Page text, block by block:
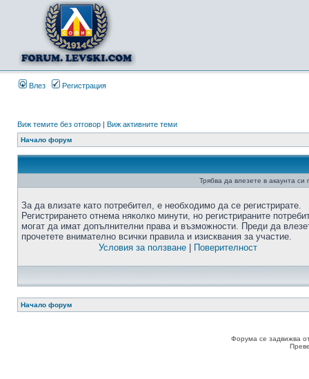
Влез Регистрация
Виж темите без отговор | Виж активните теми
Начало форум
Трябва да влезете в акаунта
За да влизате като потребител, е необходимо да се регистрирате.
Регистрирането отнема няколко минути, но регистрираните
могат да имат допълнителни права и възможности. Преди да
прочетете внимателно всички правила и изисквания за участие.
Условия за ползване| Поверителност
Начало форум
Форума се задвижва